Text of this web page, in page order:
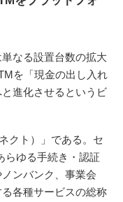
なる設置台数の拡大
を「現金の出し入れ
進化させるというビ
クト）」である。セ
らゆる手続き・認証
ンバンク、事業会
各種サービスの総称